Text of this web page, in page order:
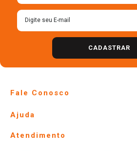
CADASTRAR
Fale Conosco
Lojas Físicas e Horários
Ofertas
Ajuda
Atendimento